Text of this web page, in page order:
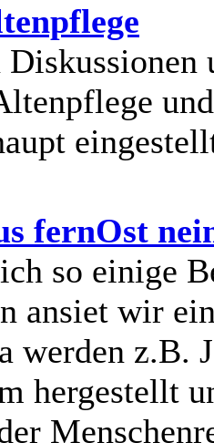
fernOst
so einige
ansiet wir
werden z.B.
hergestellt